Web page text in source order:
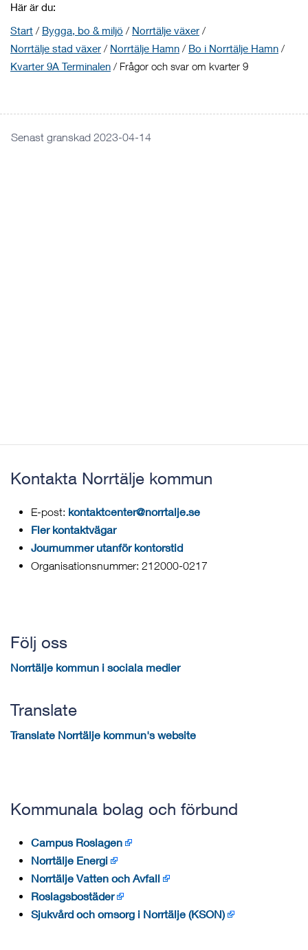
Här är du:
Start / Bygga, bo & miljö / Norrtälje växer /
Norrtälje stad växer / Norrtälje Hamn / Bo i Norrtälje Hamn /
Kvarter 9A Terminalen / Frågor och svar om kvarter 9
Senast granskad 2023-04-14
Kontakta Norrtälje kommun
E-post: kontaktcenter@norrtalje.se
Fler kontaktvägar
Journummer utanför kontorstid
Organisationsnummer: 212000-0217
Följ oss
Norrtälje kommun i sociala medier
Translate
Translate Norrtälje kommun's website
Kommunala bolag och förbund
Campus Roslagen
Norrtälje Energi
Norrtälje Vatten och Avfall
Roslagsbostäder
Sjukvård och omsorg i Norrtälje (KSON)